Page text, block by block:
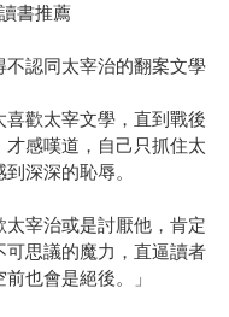
書推薦
認同太宰治的翻案文學
歡太宰文學，直到戰後
感嘆道，自己只抓住太
深深的恥辱。
宰治或是討厭他，肯定
思議的魔力，直逼讀者
也會是絕後。」